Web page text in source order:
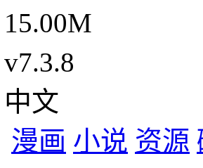
15.00M
v7.3.8
中文
漫画 小说 资源